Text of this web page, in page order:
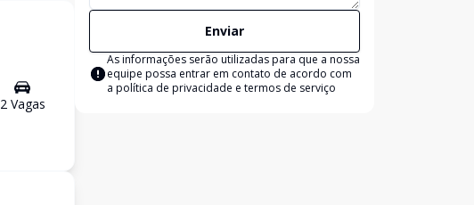
2Vagas
Enviar
As informações serão utilizadas para que a nossa
equipe possa entrar em contato de acordo com
a política de privacidade e termos de serviço